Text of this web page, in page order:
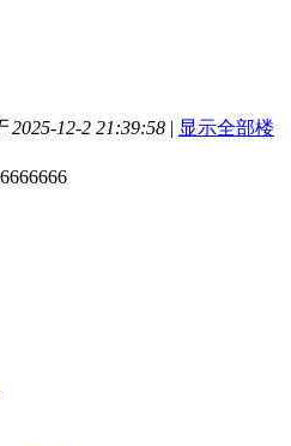
12-2 21:39:58 | 显示全部楼